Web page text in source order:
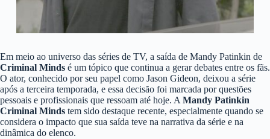
Em meio ao universo das séries de TV, a saída de Mandy Patinkin de
Criminal Minds é um tópico que continua a gerar debates entre os fãs.
O ator, conhecido por seu papel como Jason Gideon, deixou a série
após a terceira temporada, e essa decisão foi marcada por questões
pessoais e profissionais que ressoam até hoje. A Mandy Patinkin
Criminal Minds tem sido destaque recente, especialmente quando se
considera o impacto que sua saída teve na narrativa da série e na
dinâmica do elenco.